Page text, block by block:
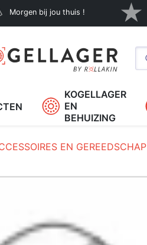
Morgen bij jou thuis !
KOGELLAGER
EN
BEHUIZING
EN GEREEDSCHAP